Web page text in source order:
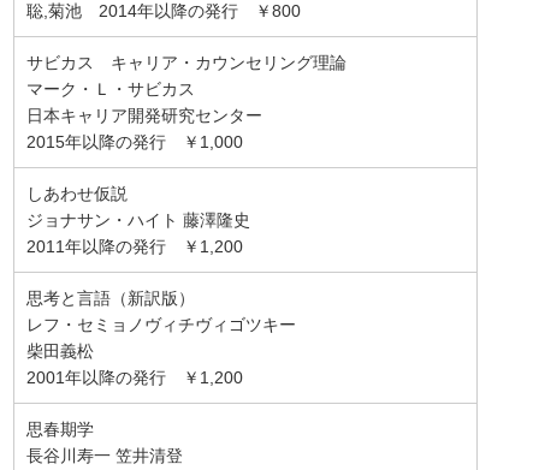
聡,菊池 2014年以降の発行 ￥800
サビカス キャリア・カウンセリング理論
マーク・Ｌ・サビカス
日本キャリア開発研究センター
2015年以降の発行 ￥1,000
しあわせ仮説
ジョナサン・ハイト 藤澤隆史
2011年以降の発行 ￥1,200
思考と言語（新訳版）
レフ・セミョノヴィチヴィゴツキー
柴田義松
2001年以降の発行 ￥1,200
思春期学
長谷川寿一 笠井清登